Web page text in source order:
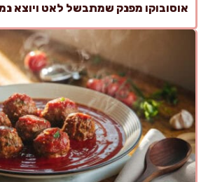
אוסובוקו מפנק שמתבשל לאט ויוצא